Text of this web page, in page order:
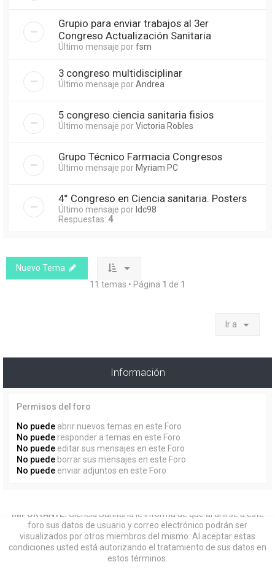
Grupio para enviar trabajos al 3er
Congreso Actualización Sanitaria
Último mensaje porfsm
3 congreso multidisciplinar
Último mensaje porAndrea
5 congreso ciencia sanitaria fisios
Último mensaje porVictoria Robles
Grupo Técnico Farmacia Congresos
Último mensaje por Myriam PC
4° Congreso en Ciencia sanitaria. Posters
Último mensaje por Idc98
Respuestas: 4
Nuevo Tema
11 temas • Página 1 de 1
Ir a
Información
Permisos del foro
No puede abrir nuevos temas en este Foro
No puede responder a temas en este Foro
No puede editar sus mensajes en este Foro
No puede borrar sus mensajes en este Foro
No puede enviar adjuntos en este Foro
IMPORTANTE: Ciencia Sanitaria le informa de que al unirse a este
foro sus datos de usuario y correo electrónico podrán ser
visualizados por otros miembros del mismo. Al aceptar estas
condiciones usted está autorizando el tratamiento de sus datos en
estos términos.